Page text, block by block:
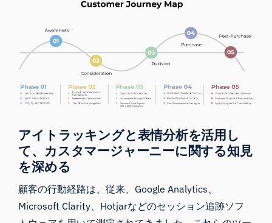
アイトラッキングと表情分析を活用し
て、カスタマージャーニーに関する知見
を深める
顧客の行動経路は、従来、 Google Analytics
Microsoft Clarity
Hotjarなどのセッション追跡ソフ